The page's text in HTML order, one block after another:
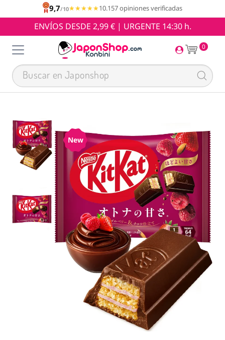
9,7/10★★★★★
★★★★★10.157 opiniones verificadas
ENVÍOS DESDE 2,99 € | URGENTE 14:30 h.
0
New